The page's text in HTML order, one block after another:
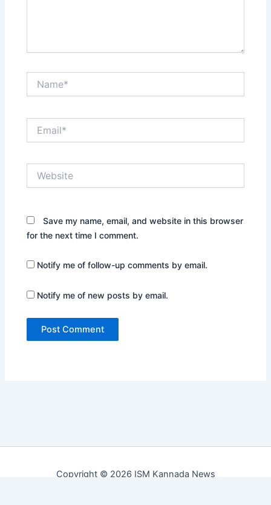
Save my name, email, and website in this browser
for the next time I comment.
Notify me of follow-up comments by email.
Notify me of new posts by email.
Copyright © 2026 ISM Kannada News